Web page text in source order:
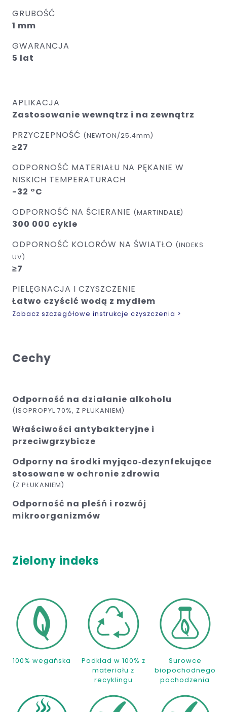
GRUBOŚĆ
1 mm
GWARANCJA
5 lat
APLIKACJA
Zastosowanie wewnątrz i na zewnątrz
PRZYCZEPNOŚĆ (NEWTON/25.4mm)
≥27
ODPORNOŚĆ MATERIAŁU NA PĘKANIE W
NISKICH TEMPERATURACH
-32 °C
ODPORNOŚĆ NA ŚCIERANIE (MARTINDALE)
300 000 cykle
ODPORNOŚĆ KOLORÓW NA ŚWIATŁO (INDEKS
UV)
≥7
PIELĘGNACJA I CZYSZCZENIE
Łatwo czyścić wodą z mydłem
Zobacz szczegółowe instrukcje czyszczenia >
Cechy
Odporność na działanie alkoholu
(ISOPROPYL 70%, Z PŁUKANIEM)
Właściwości antybakteryjne i
przeciwgrzybicze
Odporny na środki myjąco‑dezynfekujące
stosowane w ochronie zdrowia
(Z PŁUKANIEM)
Odporność na pleśń i rozwój
mikroorganizmów
Zielony indeks
100% wegańska
Podkład w 100% z
materiału z
recyklingu
Surowce
biopochodnego
pochodzenia